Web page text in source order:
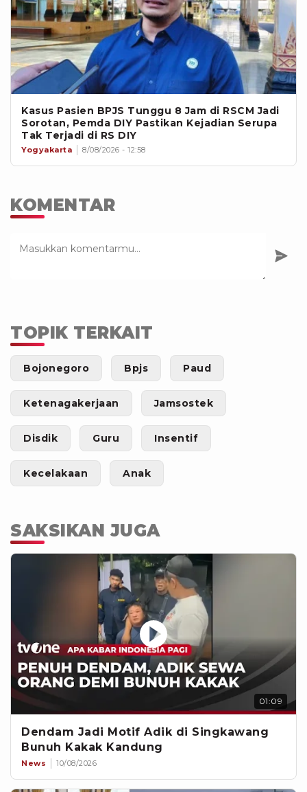
Kasus Pasien BPJS Tunggu 8 Jam di RSCM Jadi
Sorotan, Pemda DIY Pastikan Kejadian Serupa
Tak Terjadi di RS DIY
Yogyakarta 8/08/2026 - 12:58
KOMENTAR
TOPIK TERKAIT
Bojonegoro Bpjs Paud
Ketenagakerjaan Jamsostek
Disdik Guru Insentif
Kecelakaan Anak
SAKSIKAN JUGA
01:09
Dendam Jadi Motif Adik di Singkawang
Bunuh Kakak Kandung
News 10/08/2026